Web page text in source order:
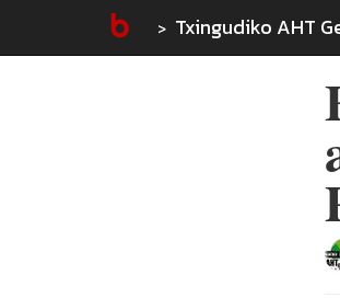
Txingudiko AHT